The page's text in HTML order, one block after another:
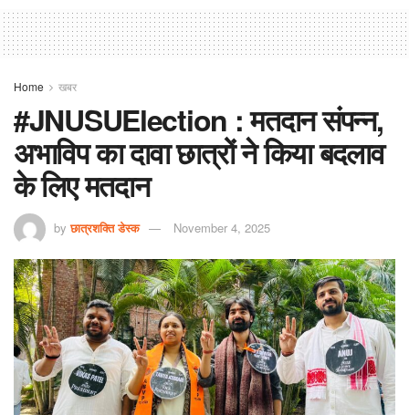
Home खबर
#JNUSUElection : मतदान संपन्न,
अभाविप का दावा छात्रों ने किया बदलाव
के लिए मतदान
by छात्रशक्ति डेस्क November 4, 2025